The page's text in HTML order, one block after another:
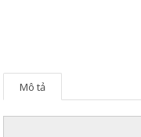
Mô tả